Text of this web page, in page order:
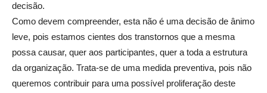
decisão.
Como devem compreender, esta não é uma decisão de ânimo
leve, pois estamos cientes dos transtornos que a mesma
possa causar, quer aos participantes, quer a toda a estrutura
da organização. Trata-se de uma medida preventiva, pois não
queremos contribuir para uma possível proliferação deste